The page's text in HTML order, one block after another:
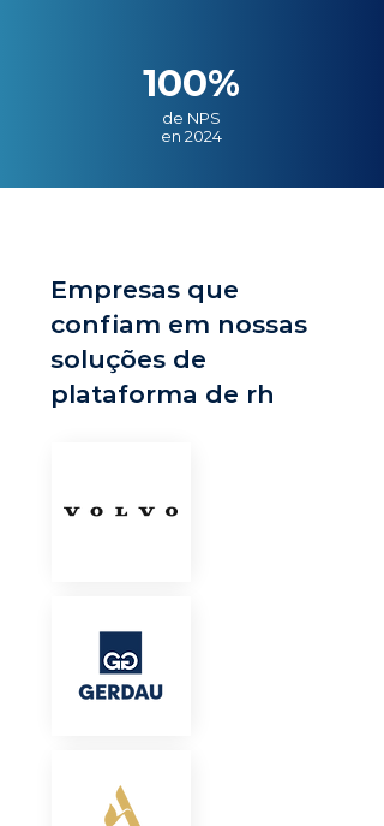
100%
de NPS
en 2024
Empresas que
confiam em nossas
soluções de
plataforma de rh